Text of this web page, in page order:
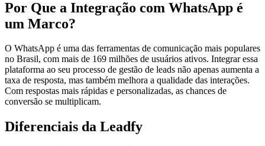
Por Que a Integração com WhatsApp é
um Marco?
O WhatsApp é uma das ferramentas de comunicação mais populares
no Brasil, com mais de 169 milhões de usuários ativos. Integrar essa
plataforma ao seu processo de gestão de leads não apenas aumenta a
taxa de resposta, mas também melhora a qualidade das interações.
Com respostas mais rápidas e personalizadas, as chances de
conversão se multiplicam.
Diferenciais da Leadfy